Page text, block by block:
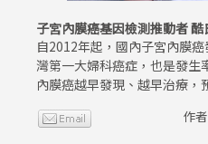
子宮內膜癌基因檢測推動者 酷
自2012年起，國內子宮內膜
灣第一大婦科癌症，也是發生
內膜癌越早發現、越早治療，
作